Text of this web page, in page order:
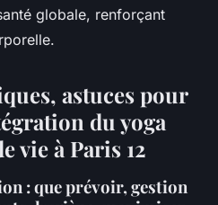
globale, renforçant
astuces pour
du yoga
vie à Paris 12
: que prévoir, gestion